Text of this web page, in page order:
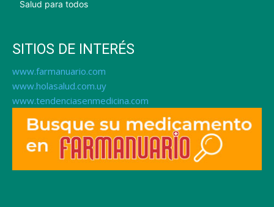
Salud para todos
SITIOS DE INTERÉS
www.farmanuario.com
www.holasalud.com.uy
www.tendenciasenmedicina.com